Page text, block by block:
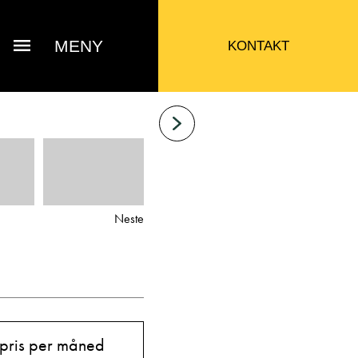
MENY KONTAKT
Jacob Sausjord
Neste
per måned